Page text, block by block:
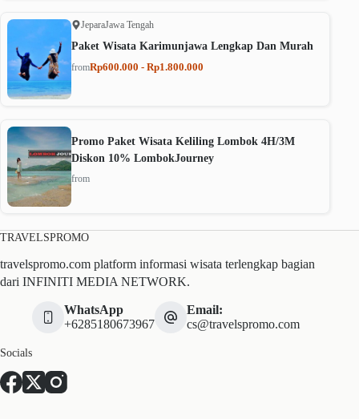
JeparaJawa Tengah
Paket Wisata Karimunjawa Lengkap Dan Murah
fromRp600.000 - Rp1.800.000
Promo Paket Wisata Keliling Lombok 4H/3M
Diskon 10% LombokJourney
from
TRAVELSPROMO
travelspromo.com platform informasi wisata terlengkap bagian
dari INFINITI MEDIA NETWORK.
WhatsApp
+6285180673967
Email:
cs@travelspromo.com
Socials